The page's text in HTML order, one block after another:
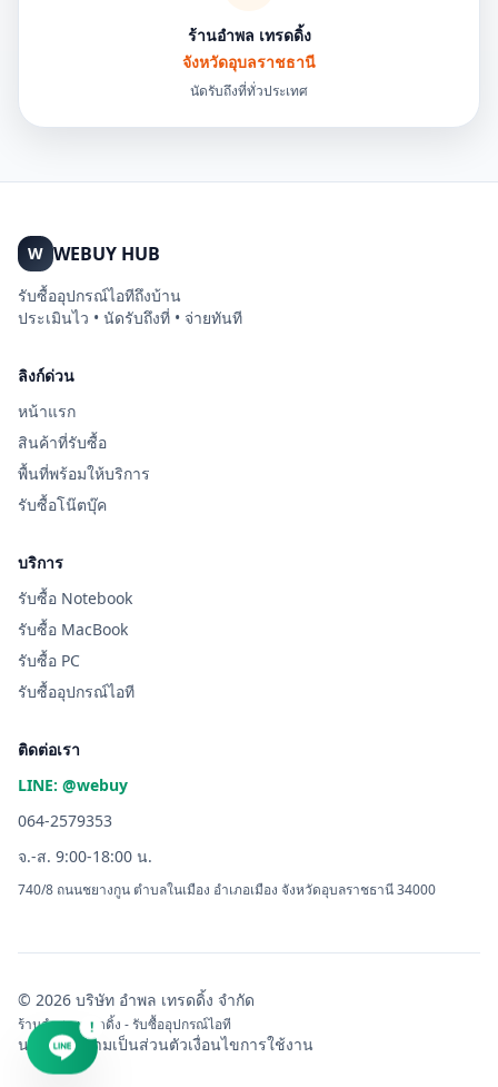
!
ร้านอำพล เทรดดิ้ง
จังหวัดอุบลราชธานี
นัดรับถึงที่ทั่วประเทศ
W WEBUY HUB
รับซื้ออุปกรณ์ไอทีถึงบ้าน
ประเมินไว • นัดรับถึงที่ • จ่ายทันที
ลิงก์ด่วน
หน้าแรก
สินค้าที่รับซื้อ
พื้นที่พร้อมให้บริการ
รับซื้อโน๊ตบุ๊ค
บริการ
รับซื้อ Notebook
รับซื้อ MacBook
รับซื้อ PC
รับซื้ออุปกรณ์ไอที
ติดต่อเรา
LINE: @webuy
064-2579353
จ.-ส. 9:00-18:00 น.
740/8 ถนนชยางกูน ตำบลในเมือง อำเภอเมือง จังหวัดอุบลราชธานี 34000
© 2026 บริษัท อำพล เทรดดิ้ง จำกัด
ร้านอำพล เทรดดิ้ง - รับซื้ออุปกรณ์ไอที
นโยบายความเป็นส่วนตัวเงื่อนไขการใช้งาน